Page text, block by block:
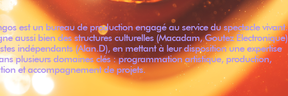
est un bureau de production engagé au service du spectacle vivant.
aussi bien des structures culturelles (Macadam, Goutez Électronique)
indépendants (Alan.D), en mettant à leur disposition une expertise
plusieurs domaines clés : programmation artistique, production,
et accompagnement de projets.